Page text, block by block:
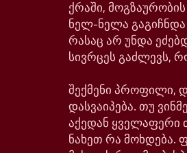
ქრაში,
ნელ-ნელა
რასაც არ უნდა
სივრცეს გაძლევს,
შექმენი პროფილი,
დასვაიპება. თუ
აქედან ყველაფერი
ნახეთ რა მოხდება.